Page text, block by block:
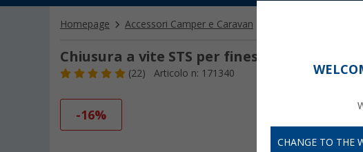
Homepage Accessori Camper e Caravan Allestimento e
Chiusura a vite STS per finestra
(22) Articolo n: 171340
-16%
CHANGE TO THE